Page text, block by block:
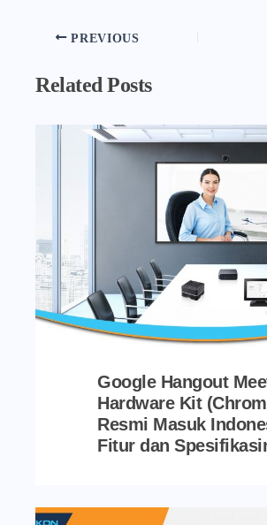
PREVIOUS
Related Posts
Google Hangout
Hardware Kit
Resmi Masuk
Fitur dan